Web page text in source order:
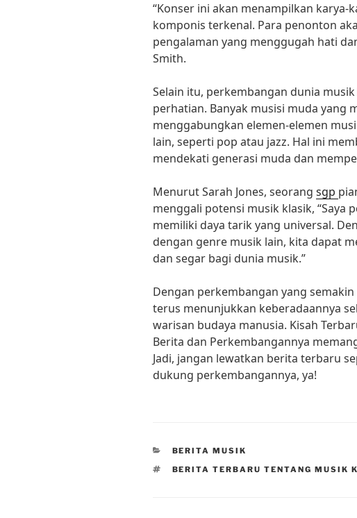
“Konser ini akan menampilkan karya-
komponis terkenal. Para penonton
pengalaman yang menggugah hati
Smith.
Selain itu, perkembangan dunia
perhatian. Banyak musisi muda yang
menggabungkan elemen-elemen
lain, seperti pop atau jazz. Hal ini
mendekati generasi muda dan
Menurut Sarah Jones, seorang sgp
menggali potensi musik klasik, “Saya
memiliki daya tarik yang universal.
dengan genre musik lain, kita dapat
dan segar bagi dunia musik.”
Dengan perkembangan yang
terus menunjukkan keberadaannya
warisan budaya manusia. Kisah
Berita dan Perkembangannya
Jadi, jangan lewatkan berita terbaru
dukung perkembangannya, ya!
CATEGORIES
BERITA MUSIK
TAGS
BERITA TERBARU TENTANG MUSIK